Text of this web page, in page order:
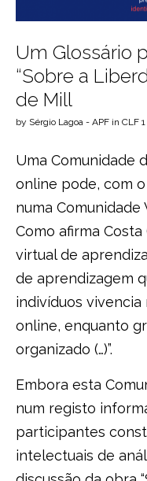
Um Glossário
“Sobre a
de Mill
by Sérgio Lagoa - APF in CLF
Uma Comunidade
online pode, com
numa Comunidade
Como afirma Costa
virtual de
de aprendizagem
indivíduos
online, enquanto
organizado (…)”.
Embora esta
num registo
participantes
intelectuais de